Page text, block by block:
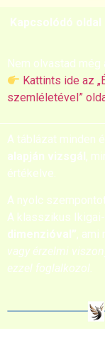
Kapcsolódó oldal
Nem olvastad
Kattints ide az
szemléletével”
A táblázat minden
alapján vizsgál,
értékelve.
A nyolc
A klasszikus
dimenzióval”, ami
vagy érzelmi
ezzel foglalkozol.